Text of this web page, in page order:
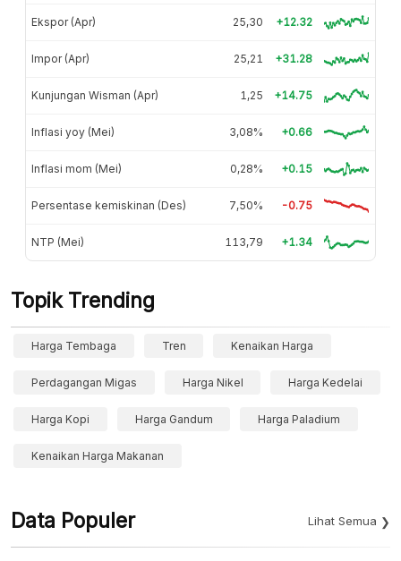
Ekspor (Apr) 25,30 +12.32
Impor (Apr) 25,21 +31.28
Kunjungan Wisman (Apr) 1,25 +14.75
Inflasi yoy (Mei) 3,08% +0.66
Inflasi mom (Mei) 0,28% +0.15
Persentase kemiskinan (Des) 7,50% -0.75
NTP (Mei) 113,79 +1.34
Topik Trending
Harga Tembaga Tren Kenaikan Harga
Perdagangan Migas Harga Nikel Harga Kedelai
Harga Kopi Harga Gandum Harga Paladium
Kenaikan Harga Makanan
Data Populer Lihat Semua